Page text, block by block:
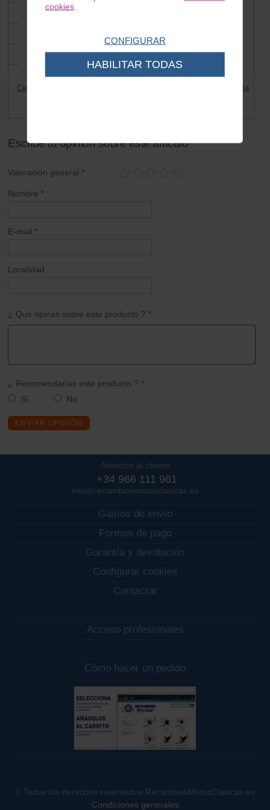
Caballete Lambretta D/LD KIT
Goma tope caballete lambretta
Escribe tu opinión sobre este artículo
Valoración general *
Nombre *
E-mail *
Localidad
¿ Qué opinas sobre este producto ? *
¿ Recomendarías este producto ? *
Sí
No
ENVIAR OPINIÓN
Atención al cliente
+34 966 111 961
info@recambiosmotosclasicas.es
Gastos de envío
Formas de pago
Garantía y devolución
Configurar cookies
Contactar
Acceso profesionales
Cómo hacer un pedido
© Todos los derechos reservados RecambiosMotosClasicas.es
Condiciones generales
cookies.
CONFIGURAR
HABILITAR TODAS